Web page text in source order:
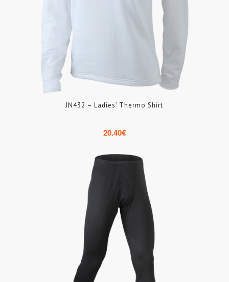
JN432 – Ladies’ Thermo Shirt
20.40€